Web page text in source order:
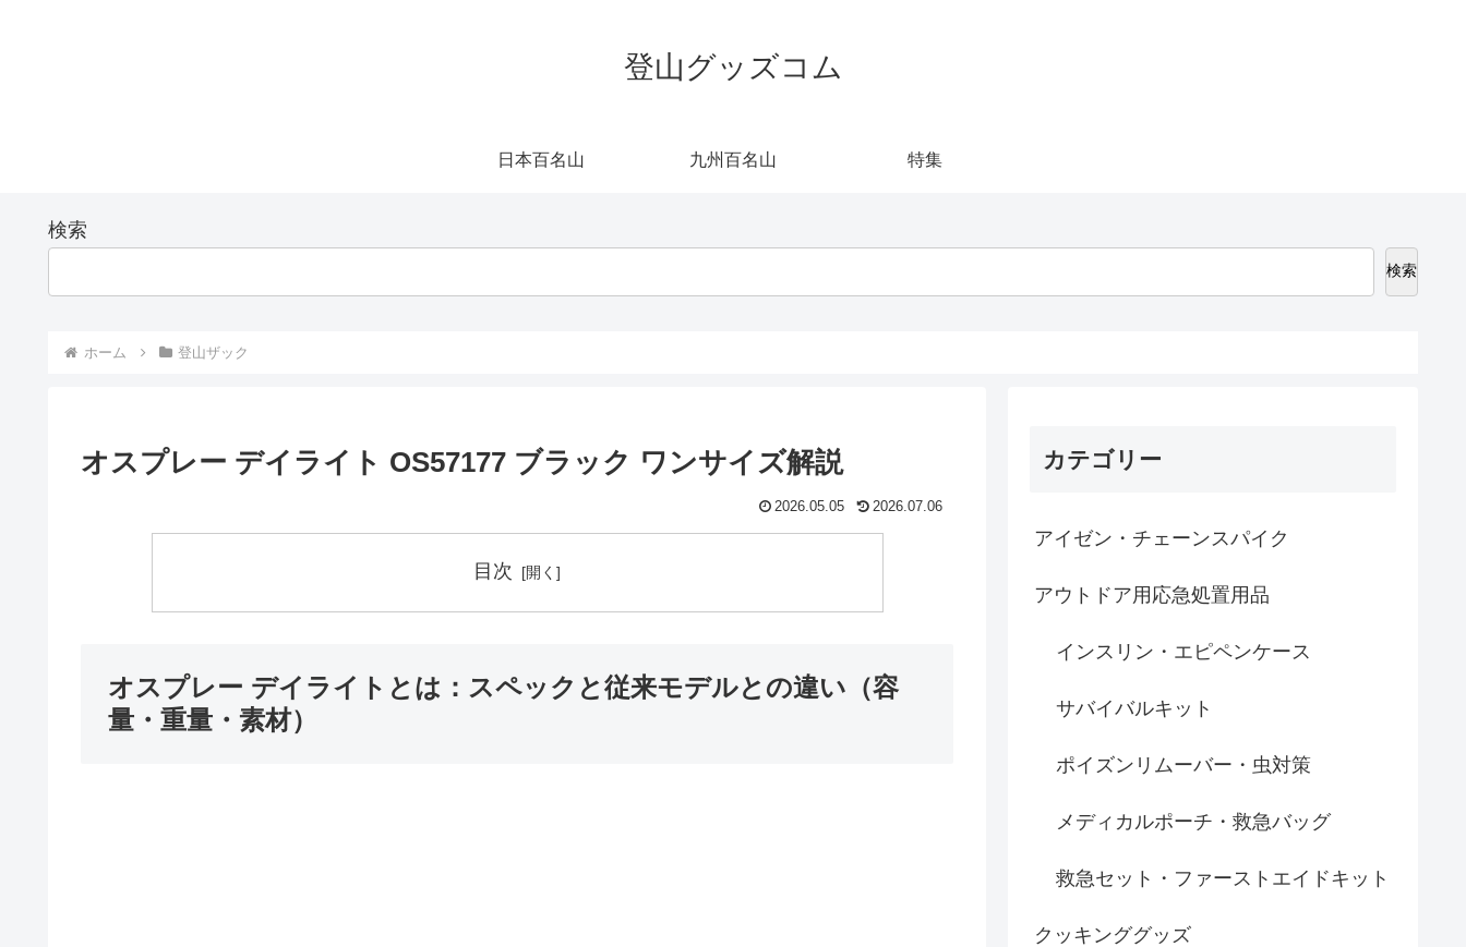
登山グッズコム
日本百名山 九州百名山 特集
検索
検索
ホーム 登山ザック
オスプレー デイライト OS57177 ブラック ワンサイズ解説
2026.05.05 2026.07.06
目次
オスプレー デイライトとは：スペックと従来モデルとの違い（容
量・重量・素材）
カテゴリー
アイゼン・チェーンスパイク
アウトドア用応急処置用品
インスリン・エピペンケース
サバイバルキット
ポイズンリムーバー・虫対策
メディカルポーチ・救急バッグ
救急セット・ファーストエイドキット
クッキンググッズ